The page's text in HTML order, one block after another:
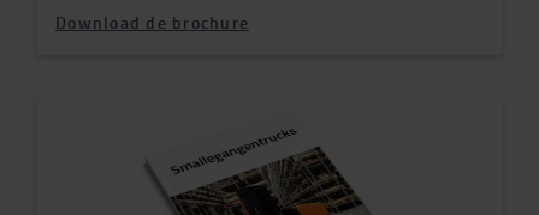
Download de brochure